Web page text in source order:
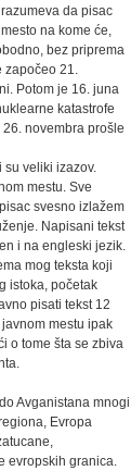
da pisac
na kome će,
bez priprema
započeo 21.
Potom je 16. juna
katastrofe
novembra prošle
su veliki izazov.
mestu. Sve
svesno izlažem
Napisani tekst
i na engleski jezik.
mog teksta koji
istoka, početak
pisati tekst 12
mestu ipak
o tome šta se zbiva
Avganistana mnogi
Evropa
evropskih granica.